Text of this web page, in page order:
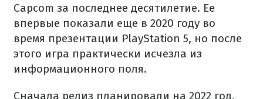
Capcom за последнее десятилетие. Ее
впервые показали еще в 2020 году во
время презентации PlayStation 5, но после
этого игра практически исчезла из
информационного поля.
Сначала релиз планировали на 2022 год,